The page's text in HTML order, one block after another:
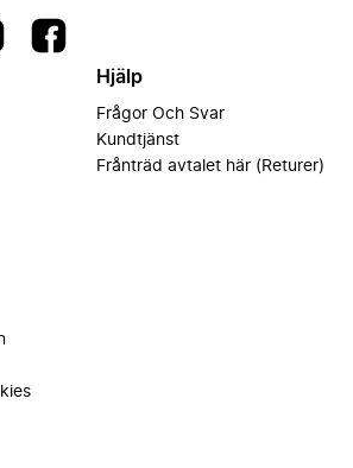
Hjälp
Frågor Och Svar
Kundtjänst
Frånträd avtalet här (Returer)